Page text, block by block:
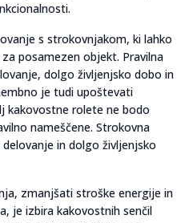
s strokovnjakom, ki lahko
posamezen objekt. Pravilna
dolgo življenjsko dobo in
je tudi upoštevati
kakovostne rolete ne bodo
nameščene. Strokovna
in dolgo življenjsko
zmanjšati stroške energije in
je izbira kakovostnih senčil